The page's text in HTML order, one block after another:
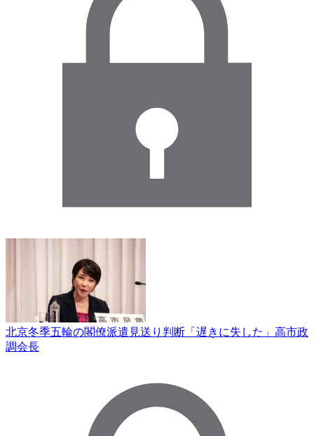
北京冬季五輪の閣僚派遣見送り判断「遅きに失した」高市政
調会長